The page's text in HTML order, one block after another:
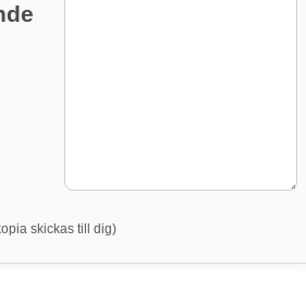
skickas till dig)